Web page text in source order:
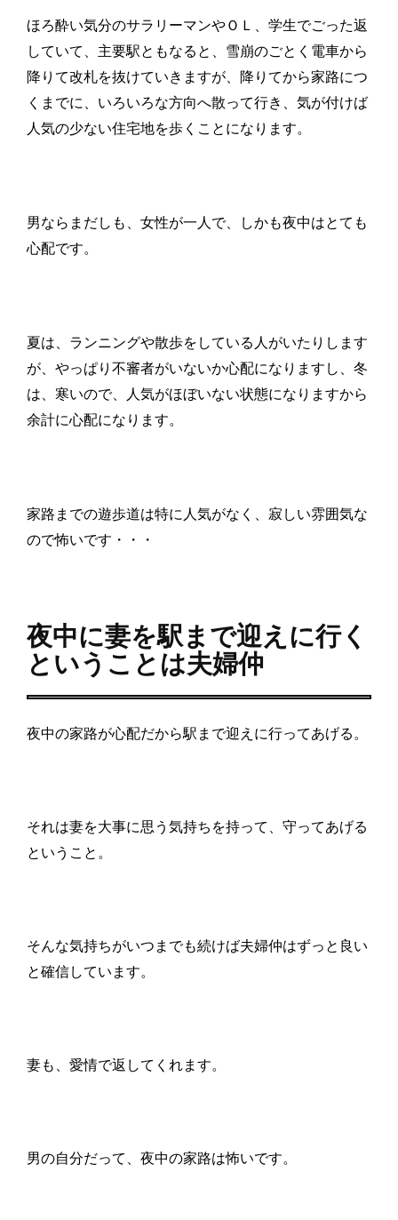
ほろ酔い気分のサラリーマンやＯＬ、学生でごった返
していて、主要駅ともなると、雪崩のごとく電車から
降りて改札を抜けていきますが、降りてから家路につ
くまでに、いろいろな方向へ散って行き、気が付けば
人気の少ない住宅地を歩くことになります。
男ならまだしも、女性が一人で、しかも夜中はとても
心配です。
夏は、ランニングや散歩をしている人がいたりします
が、やっぱり不審者がいないか心配になりますし、冬
は、寒いので、人気がほぼいない状態になりますから
余計に心配になります。
家路までの遊歩道は特に人気がなく、寂しい雰囲気な
ので怖いです・・・
夜中に妻を駅まで迎えに行く
ということは夫婦仲
夜中の家路が心配だから駅まで迎えに行ってあげる。
それは妻を大事に思う気持ちを持って、守ってあげる
ということ。
そんな気持ちがいつまでも続けば夫婦仲はずっと良い
と確信しています。
妻も、愛情で返してくれます。
男の自分だって、夜中の家路は怖いです。